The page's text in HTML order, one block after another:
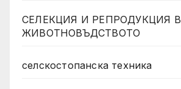
СЕЛЕКЦИЯ И РЕПРОДУКЦИЯ В
ЖИВОТНОВЪДСТВОТО
селскостопанска техника